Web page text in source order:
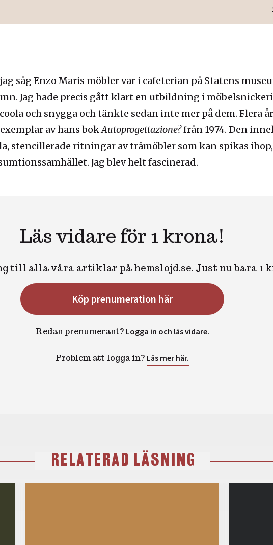
jag såg Enzo Maris möbler var i cafeterian på Statens
Jag hade precis gått klart en utbildning i
och snygga och tänkte sedan inte mer på dem. Flera
av hans bokAutoprogettazione?från 1974. Den
stencillerade ritningar av trämöbler som kan spikas
Jag blev helt fascinerad.
Läs vidare för 1 krona!
till alla våra artiklar på hemslojd.se. Just nu bara 1
Köp prenumeration här
Redan prenumerant? Logga in och läs vidare.
Problem att logga in? Läs mer här.
RELATERAD LÄSNING